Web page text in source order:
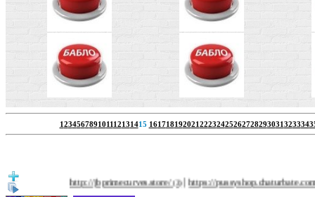
123456789101112131415 16171819202122232425262728293031323334
http://jbprimecurves.store/(3)|https://pussyshop.chaturbate.com/male-